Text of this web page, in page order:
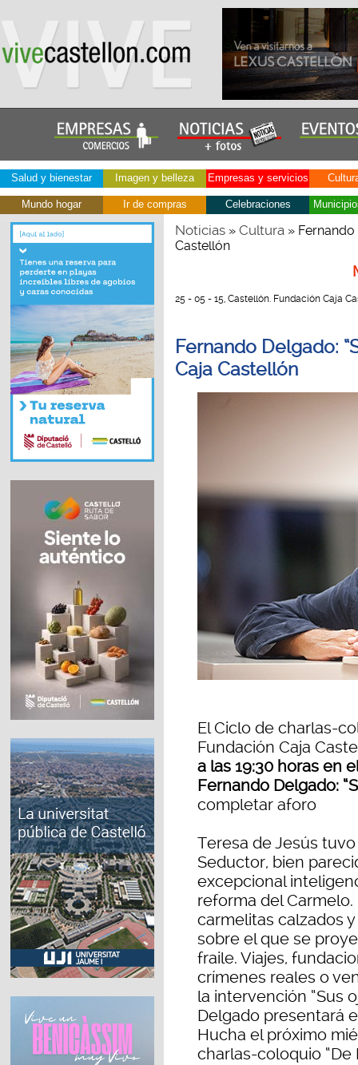
Salud y bienestar Imagen y belleza Empresas y servicios
Mundo hogar Ir de compras Celebraciones
Noticias» Cultura» Fernando
Castellón
25 - 05 - 15, Castellón. Fundación Caja
Fernando Delgado:
Caja Castellón
El Ciclo de charlas-
Fundación Caja
a las 19:30 horas en
Fernando Delgado:
completar aforo
Teresa de Jesús
Seductor, bien
excepcional
reforma del
carmelitas calzados
sobre el que se
fraile. Viajes,
crímenes reales o
la intervención “Sus
Delgado presentará
Hucha el próximo
charlas-coloquio “De